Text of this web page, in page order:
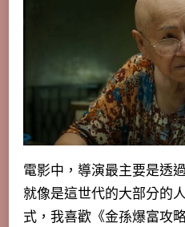
電影中，導演最主要是透
就像是這世代的大部分的
式，我喜歡《金孫爆富攻